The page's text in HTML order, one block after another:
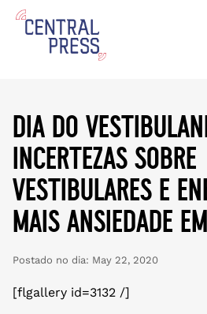
dia do
incertezas sobre
vestibulares e
mais ansiedade
Postado no dia: May 22, 2020
[flgallery id=3132 /]